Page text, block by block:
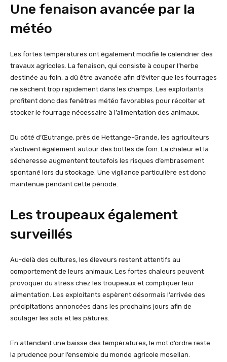
Une fenaison avancée par la
météo
Les fortes températures ont également modifié le calendrier des
travaux agricoles. La fenaison, qui consiste à couper l’herbe
destinée au foin, a dû être avancée afin d’éviter que les fourrages
ne sèchent trop rapidement dans les champs. Les exploitants
profitent donc des fenêtres météo favorables pour récolter et
stocker le fourrage nécessaire à l’alimentation des animaux.
Du côté d’Œutrange, près de Hettange-Grande, les agriculteurs
s’activent également autour des bottes de foin. La chaleur et la
sécheresse augmentent toutefois les risques d’embrasement
spontané lors du stockage. Une vigilance particulière est donc
maintenue pendant cette période.
Les troupeaux également
surveillés
Au-delà des cultures, les éleveurs restent attentifs au
comportement de leurs animaux. Les fortes chaleurs peuvent
provoquer du stress chez les troupeaux et compliquer leur
alimentation. Les exploitants espèrent désormais l’arrivée des
précipitations annoncées dans les prochains jours afin de
soulager les sols et les pâtures.
En attendant une baisse des températures, le mot d’ordre reste
la prudence pour l’ensemble du monde agricole mosellan.